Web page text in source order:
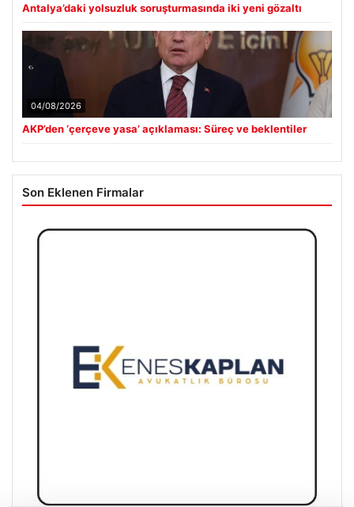
Antalya’daki yolsuzluk soruşturmasında iki yeni gözaltı
04/08/2026
AKP’den ‘çerçeve yasa’ açıklaması: Süreç ve beklentiler
Son Eklenen Firmalar